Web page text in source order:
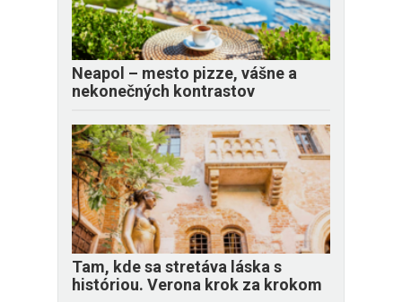
Neapol – mesto pizze, vášne a
nekonečných kontrastov
Tam, kde sa stretáva láska s
históriou. Verona krok za krokom